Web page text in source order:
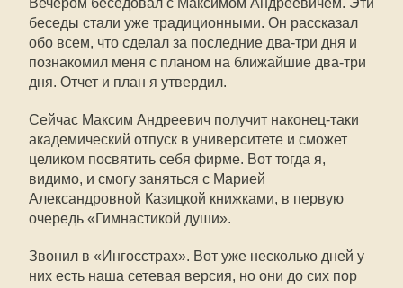
Вечером беседовал с Максимом Андреевичем. Эти
беседы стали уже традиционными. Он рассказал
обо всем, что сделал за последние два-три дня и
познакомил меня с планом на ближайшие два-три
дня. Отчет и план я утвердил.
Сейчас Максим Андреевич получит наконец-таки
академический отпуск в университете и сможет
целиком посвятить себя фирме. Вот тогда я,
видимо, и смогу заняться с Марией
Александровной Казицкой книжками, в первую
очередь «Гимнастикой души».
Звонил в «Ингосстрах». Вот уже несколько дней у
них есть наша сетевая версия, но они до сих пор